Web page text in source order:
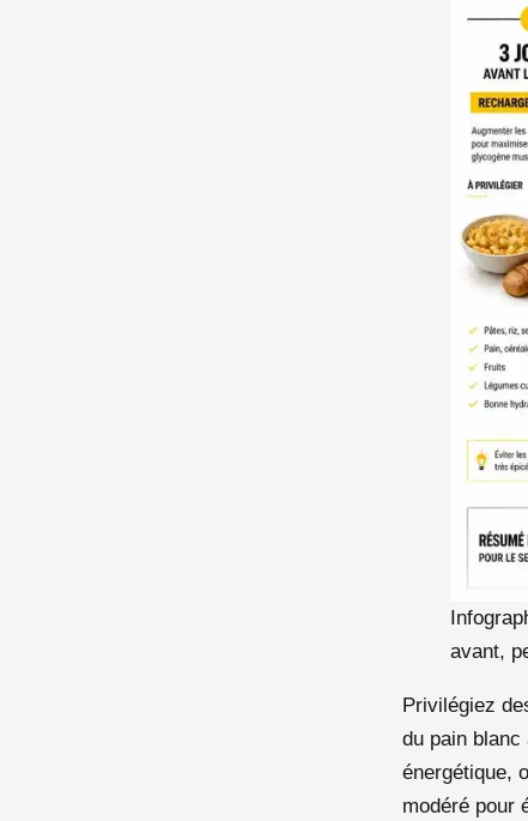
avant,
Privilégiez
du pain
énergétique,
modéré pour